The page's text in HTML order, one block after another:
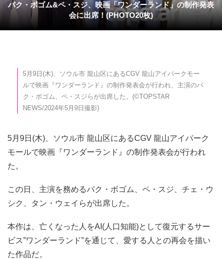
パク・ボゴム&ペ・スジ、映画「ワンダーランド」の制作発表
会に出席！(PHOTO20枚)
5月9日(木)、ソウル市 龍山区にあるCGV 龍山アイパークモー
ルで映画『ワンダーランド』の制作発表会が行われ、主演のパ
ク・ボゴム、ペ・スジらが出席した。(©TOPSTAR
NEWS/2024年5月9日撮影)
5月9日(木)、ソウル市 龍山区にあるCGV 龍山アイパーク
モールで映画『ワンダーランド』の制作発表会が行われ
た。
この日、主演を務めるパク・ボゴム、ペ・スジ、チェ・ウ
シク、タン・ウェイらが出席した。
本作は、亡くなった人をAI(人口知能)として復元するサー
ビス”ワンダーランド”を通じて、愛する人との再会を描い
た作品だ。